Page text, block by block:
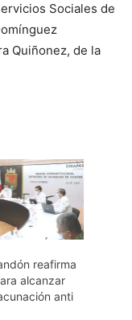
Sociales de
Quiñonez, de la
reafirma
alcanzar
anti